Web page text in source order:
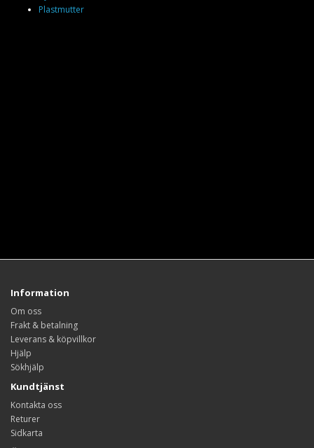
Plastmutter
Information
Om oss
Frakt & betalning
Leverans & köpvillkor
Hjälp
Sökhjälp
Kundtjänst
Kontakta oss
Returer
Sidkarta